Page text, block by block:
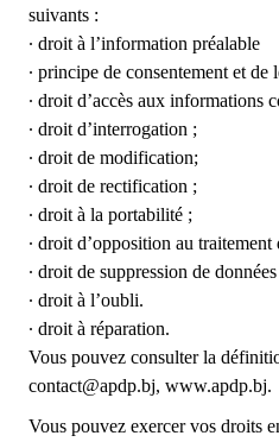
suivants :
∙ droit à l’information préalable
∙ principe de consentement et de
∙ droit d’accès aux informations
∙ droit d’interrogation ;
∙ droit de modification;
∙ droit de rectification ;
∙ droit à la portabilité ;
∙ droit d’opposition au traitement
∙ droit de suppression de
∙ droit à l’oubli.
∙ droit à réparation.
Vous pouvez consulter la
contact@apdp.bj, www.apdp.bj.
Vous pouvez exercer vos droits